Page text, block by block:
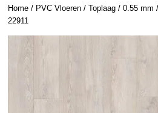
Home / PVC Vloeren /Toplaag /0.55 mm
22911